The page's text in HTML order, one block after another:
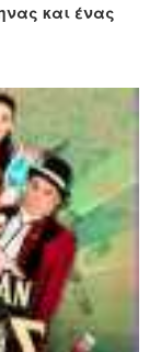
και ένας